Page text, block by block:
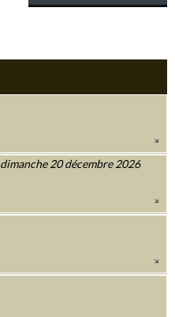
20 décembre 2026